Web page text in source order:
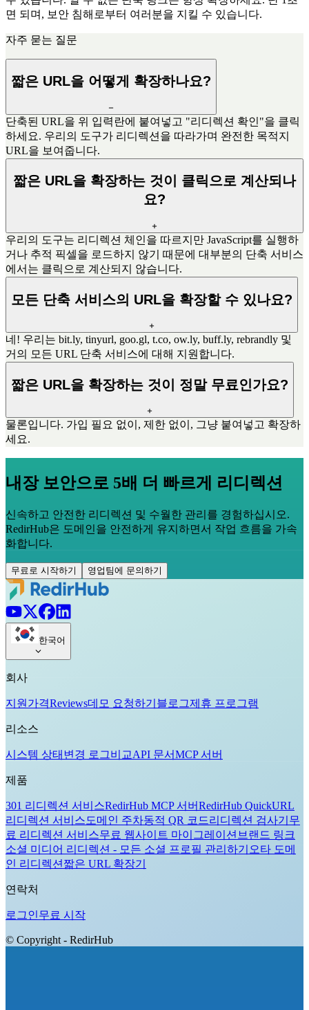
면 되며, 보안 침해로부터 여러분을 지킬 수 있습니다.
자주 묻는 질문
짧은 URL을 어떻게 확장하나요?
단축된 URL을 위 입력란에 붙여넣고 "리디렉션 확인"을 클릭
하세요. 우리의 도구가 리디렉션을 따라가며 완전한 목적지
URL을 보여줍니다.
짧은 URL을 확장하는 것이 클릭으로 계산되나
요?
우리의 도구는 리디렉션 체인을 따르지만 JavaScript를 실행하
거나 추적 픽셀을 로드하지 않기 때문에 대부분의 단축 서비스
에서는 클릭으로 계산되지 않습니다.
모든 단축 서비스의 URL을 확장할 수 있나요?
네! 우리는 bit.ly, tinyurl, goo.gl, t.co, ow.ly, buff.ly, rebrandly 및
거의 모든 URL 단축 서비스에 대해 지원합니다.
짧은 URL을 확장하는 것이 정말 무료인가요?
물론입니다. 가입 필요 없이, 제한 없이, 그냥 붙여넣고 확장하
세요.
내장 보안으로 5배 더 빠르게 리디렉션
신속하고 안전한 리디렉션 및 수월한 관리를 경험하십시오.
RedirHub은 도메인을 안전하게 유지하면서 작업 흐름을 가속
화합니다.
무료로 시작하기 영업팀에 문의하기
한국어
회사
지원 가격Reviews데모 요청하기 블로그제휴 프로그램
리소스
시스템 상태 변경 로그비교API 문서MCP 서버
제품
301 리디렉션 서비스RedirHub MCP 서버RedirHub QuickURL
리디렉션 서비스 도메인 주차동적 QR 코드리디렉션 검사기 무
료 리디렉션 서비스무료 웹사이트 마이그레이션 브랜드 링크
소셜 미디어 리디렉션 - 모든 소셜 프로필 관리하기 오타 도메
인 리디렉션 짧은 URL 확장기
연락처
로그인무료 시작
© Copyright - RedirHub